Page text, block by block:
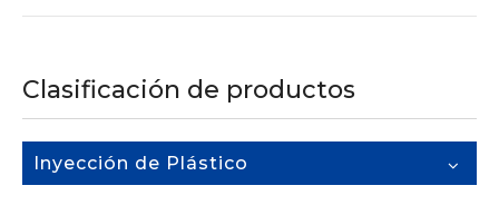
Clasificación de productos
Inyección de Plástico